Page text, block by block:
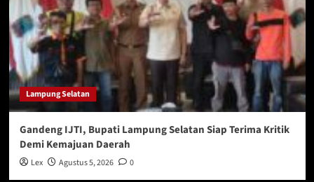
Lampung Selatan
Gandeng IJTI, Bupati Lampung Selatan Siap Terima Kritik
Demi Kemajuan Daerah
Lex Agustus 5, 2026 0